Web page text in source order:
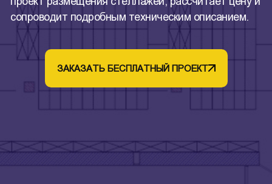
сопроводит подробным техническим описанием.
ЗАКАЗАТЬ БЕСПЛАТНЫЙ ПРОЕКТ